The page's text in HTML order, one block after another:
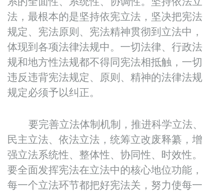
法，最根本的是坚持依宪立法，坚决把宪法
规定、宪法原则、宪法精神贯彻到立法中，
体现到各项法律法规中。一切法律、行政法
规和地方性法规都不得同宪法相抵触，一切
违反违背宪法规定、原则、精神的法律法规
规定必须予以纠正。
要完善立法体制机制，推进科学立法、
民主立法、依法立法，统筹立改废释纂，增
强立法系统性、整体性、协同性、时效性。
要全面发挥宪法在立法中的核心地位功能，
每一个立法环节都把好宪法关，努力使每一